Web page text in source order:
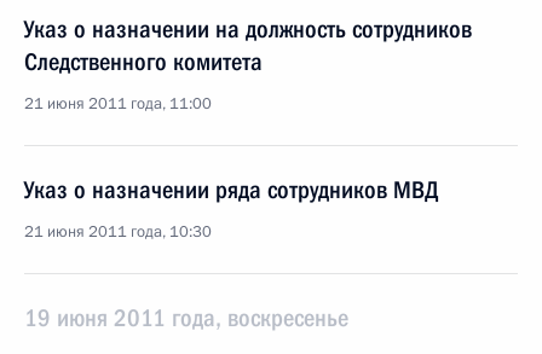
Указ о назначении на должность сотрудников
Следственного комитета
21 июня 2011 года, 11:00
Указ о назначении ряда сотрудников МВД
21 июня 2011 года, 10:30
19 июня 2011 года, воскресенье